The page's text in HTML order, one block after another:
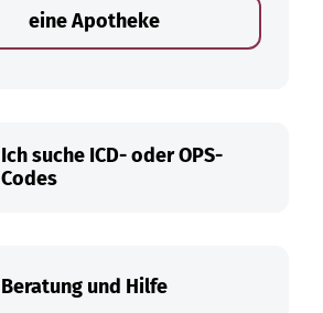
eine Apotheke
Ich suche ICD- oder OPS-
Codes
Beratung und Hilfe